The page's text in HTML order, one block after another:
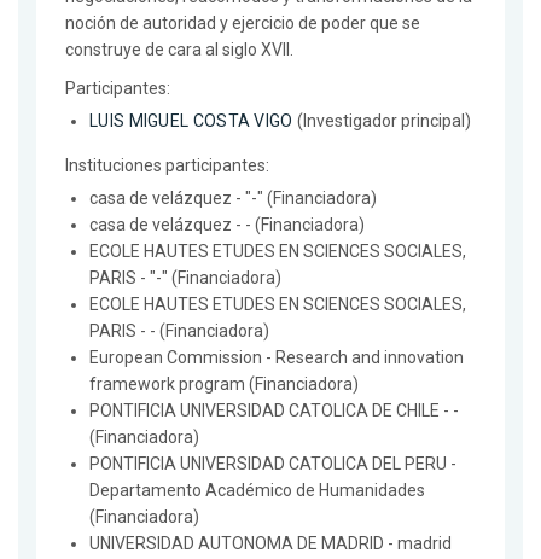
noción de autoridad y ejercicio de poder que se
construye de cara al siglo XVII.
Participantes:
LUIS MIGUEL COSTA VIGO (Investigador principal)
Instituciones participantes:
casa de velázquez - "-" (Financiadora)
casa de velázquez - - (Financiadora)
ECOLE HAUTES ETUDES EN SCIENCES SOCIALES,
PARIS - "-" (Financiadora)
ECOLE HAUTES ETUDES EN SCIENCES SOCIALES,
PARIS - - (Financiadora)
European Commission - Research and innovation
framework program (Financiadora)
PONTIFICIA UNIVERSIDAD CATOLICA DE CHILE - -
(Financiadora)
PONTIFICIA UNIVERSIDAD CATOLICA DEL PERU -
Departamento Académico de Humanidades
(Financiadora)
UNIVERSIDAD AUTONOMA DE MADRID - madrid